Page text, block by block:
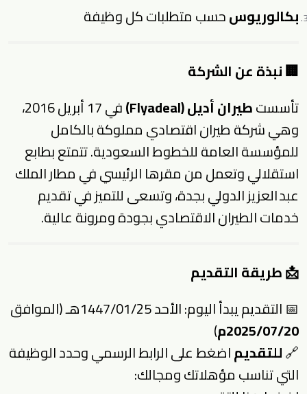
بكالوريوسحسب متطلبات كل وظيفة
🏢 نبذة عن الشركة
تأسستطيران أديل (Flyadeal)
في 17 أبريل 2016،
وهي شركة طيران اقتصادي مملوكة بالكامل
للمؤسسة العامة للخطوط السعودية. تتمتع بطابع
استقلالي وتعمل من مقرها الرئيسي في مطار الملك
عبد العزيز الدولي بجدة، وتسعى للتميز في تقديم
خدمات الطيران الاقتصادي بجودة ومرونة عالية.
📩 طريقة التقديم
📅 التقديم يبدأ اليوم: الأحد 1447/01/25هـ (الموافق
2025/07/20م )
🔗للتقديماضغط على الرابط الرسمي وحدد الوظيفة
التي تناسب مؤهلاتك ومجالك: